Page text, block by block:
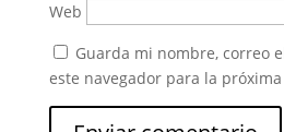
Web
Guarda mi nombre, correo
este navegador para la